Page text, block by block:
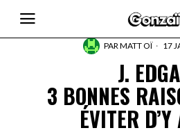
PARMATT OÏ 17
J.
3 BONNES
ÉVITER